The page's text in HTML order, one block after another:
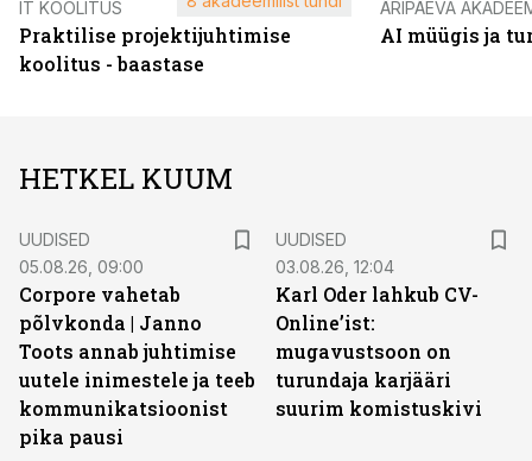
IT KOOLITUS
Praktilise projektijuhtimise
koolitus - baastase
ÄRIPÄEVA
AI müügis ja
HETKEL KUUM
UUDISED
05.08.26, 09:00
Corpore vahetab
põlvkonda | Janno
Toots annab juhtimise
uutele inimestele ja teeb
kommunikatsioonist
pika pausi
UUDISED
03.08.26, 12:04
Karl Oder lahkub CV-
Online’ist:
mugavustsoon on
turundaja karjääri
suurim komistuskivi